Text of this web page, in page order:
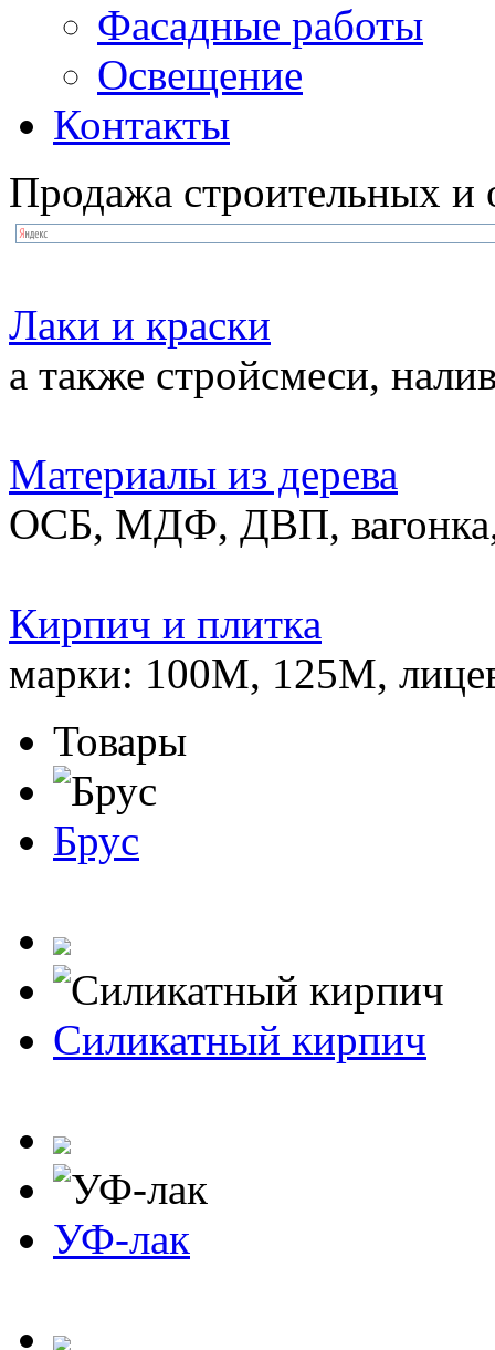
Фасадные работы
Освещение
Контакты
Продажа строительных и
Лаки и краски
а также стройсмеси,
Материалы из дерева
ОСБ, МДФ, ДВП,
Кирпич и плитка
марки: 100М, 125М,
Товары
Брус
Силикатный кирпич
УФ-лак